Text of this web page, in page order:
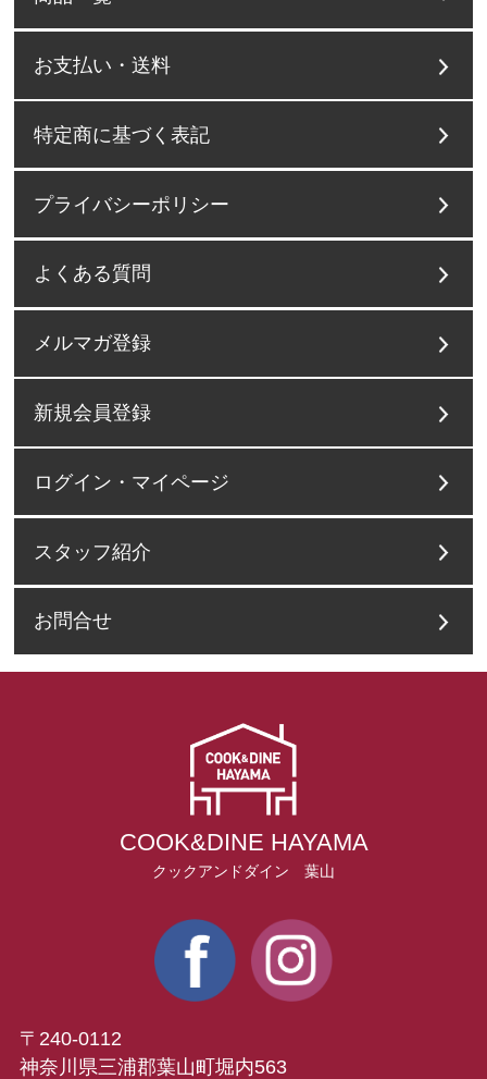
お支払い・送料
特定商に基づく表記
プライバシーポリシー
よくある質問
メルマガ登録
新規会員登録
ログイン・マイページ
スタッフ紹介
お問合せ
COOK&DINE HAYAMA
クックアンドダイン 葉山
〒240-0112
神奈川県三浦郡葉山町堀内563